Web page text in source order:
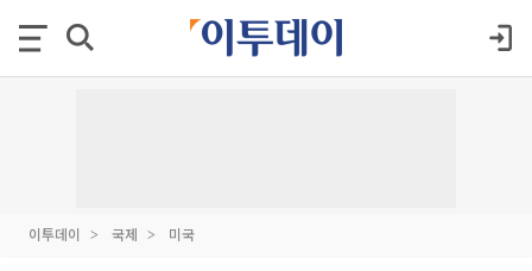
이투데이 국제 미국